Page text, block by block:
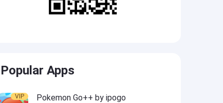
Popular Apps
VIP Pokemon Go++ by ipogo